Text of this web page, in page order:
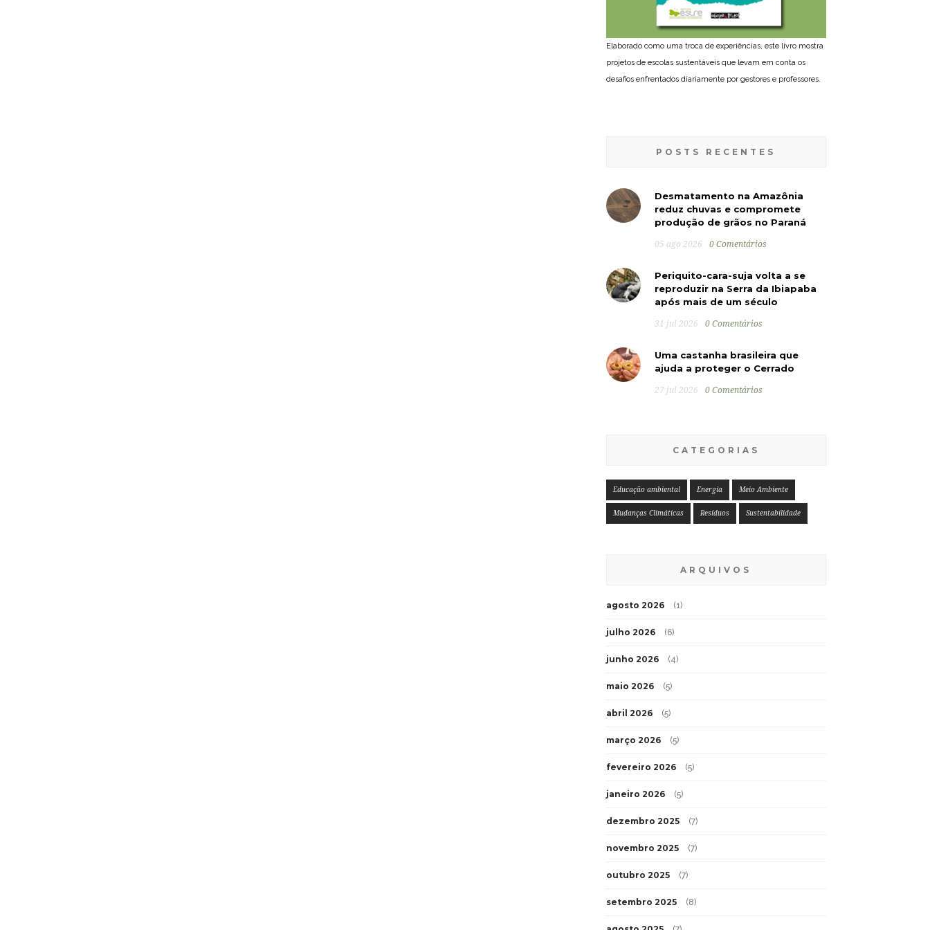
Elaborado como uma troca de experiências, este livro mostra
projetos de escolas sustentáveis que levam em conta os
desafios enfrentados diariamente por gestores e professores.
POSTS RECENTES
Desmatamento na Amazônia
reduz chuvas e compromete
produção de grãos no Paraná
05 ago 2026 0 Comentários
Periquito-cara-suja volta a se
reproduzir na Serra da Ibiapaba
após mais de um século
31 jul 2026 0 Comentários
Uma castanha brasileira que
ajuda a proteger o Cerrado
27 jul 2026 0 Comentários
CATEGORIAS
Educação ambiental Energia Meio Ambiente
Mudanças Climáticas Resíduos Sustentabilidade
ARQUIVOS
agosto 2026 (1)
julho 2026 (6)
junho 2026 (4)
maio 2026 (5)
abril 2026 (5)
março 2026 (5)
fevereiro 2026 (5)
janeiro 2026 (5)
dezembro 2025 (7)
novembro 2025 (7)
outubro 2025 (7)
setembro 2025 (8)